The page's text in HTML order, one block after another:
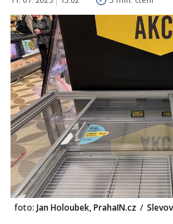
foto: Jan Holoubek, PrahaIN.cz /